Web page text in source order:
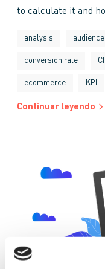
to calculate it and
analysis audience
conversion rate
ecommerce KPI
Continuar leyendo